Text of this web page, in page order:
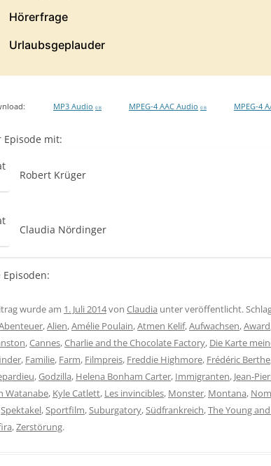
MP3 Audio 0 B MPEG-4 AAC Audio 0 B MPEG-4
Episode mit:
Robert Krüger
Claudia Nördinger
wurde am 1. Juli 2014von Claudia unter veröffentlicht.
,Alien,Amélie Poulain,Atmen Kelif,Aufwachsen,Award
,Cannes,Charlie and the Chocolate Factory, Die Karte
, Familie, Farm, Filmpreis, Freddie Highmore, Frédéric Berthe
,Godzilla, Helena Bonham Carter, Immigranten, Jean-
Watanabe, Kyle Catlett, Les invincibles, Monster, Montana,
Spektakel,Sportfilm,Suburgatory,Südfrankreich,The Young
,Zerstörung.